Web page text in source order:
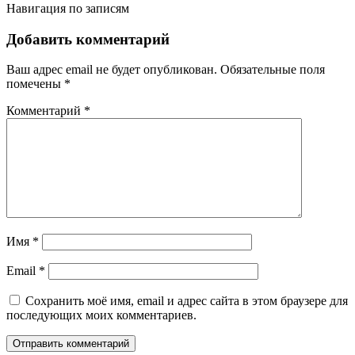
Навигация по записям
Добавить комментарий
Ваш адрес email не будет опубликован. Обязательные поля
помечены *
Комментарий *
Имя *
Email *
Сохранить моё имя, email и адрес сайта в этом браузере для
последующих моих комментариев.